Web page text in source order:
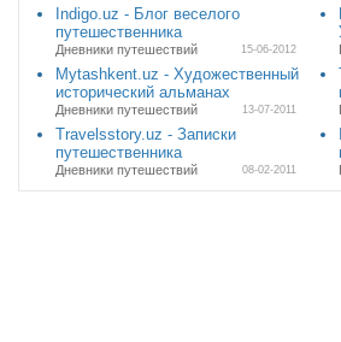
Indigo.uz - Блог веселого
путешественника
Дневники путешествий 15-06-2012
Mytashkent.uz - Художественный
исторический альманах
Дневники путешествий 13-07-2011
Travelsstory.uz - Записки
путешественника
Дневники путешествий 08-02-2011